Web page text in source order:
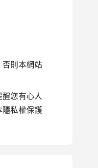
否則本網站
您有心人
隱私權保護